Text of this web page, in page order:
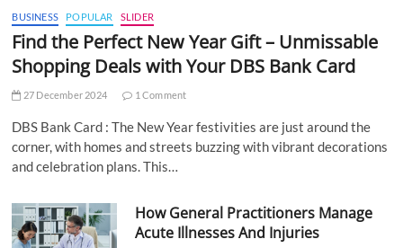
BUSINESS POPULAR SLIDER
Find the Perfect New Year Gift – Unmissable
Shopping Deals with Your DBS Bank Card
27 December 2024 1 Comment
DBS Bank Card : The New Year festivities are just around the
corner, with homes and streets buzzing with vibrant decorations
and celebration plans. This…
How General Practitioners Manage
Acute Illnesses And Injuries